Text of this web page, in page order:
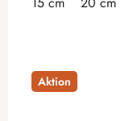
Aktion